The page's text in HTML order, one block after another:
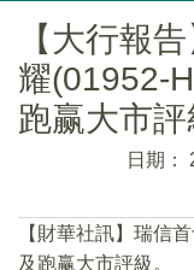
【大行報
耀(01952-
跑赢大市評
日期：
【財華社訊】瑞信
及跑赢大市評級。